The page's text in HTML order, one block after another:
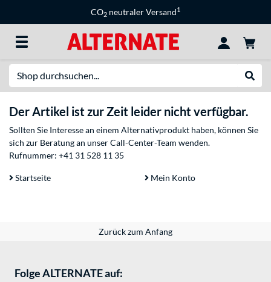
CO2 neutraler Versand1
Der Artikel ist zur Zeit leider nicht verfügbar.
Sollten Sie Interesse an einem Alternativprodukt haben, können Sie
sich zur Beratung an unser Call-Center-Team wenden.
Rufnummer: +41 31 528 11 35
Startseite Mein Konto
Zurück zum Anfang
Folge ALTERNATE auf: